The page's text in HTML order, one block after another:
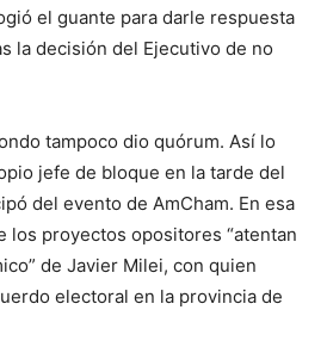
el guante para darle respuesta
la decisión del Ejecutivo de no
tampoco dio quórum. Así lo
jefe de bloque en la tarde del
del evento de AmCham. En esa
los proyectos opositores “atentan
de Javier Milei, con quien
electoral en la provincia de